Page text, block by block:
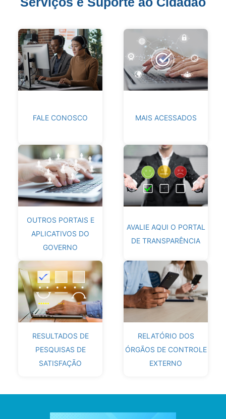
FALE CONOSCO MAIS ACESSADOS
OUTROS PORTAIS E
APLICATIVOS DO
GOVERNO
AVALIE AQUI O PORTAL
DE TRANSPARÊNCIA
RESULTADOS DE
PESQUISAS DE
SATISFAÇÃO
RELATÓRIO DOS
ÓRGÃOS DE CONTROLE
EXTERNO